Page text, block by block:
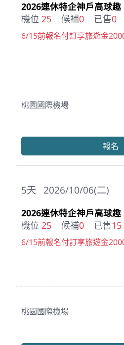
2026連休特企神戶高球趣
機位 25 候補0 已售0
6/15前報名付訂享旅遊金
桃園國際機場
報名
2026/10/06(二)
5天
2026連休特企神戶高球趣
機位 25 候補0 已售15
6/15前報名付訂享旅遊金
桃園國際機場